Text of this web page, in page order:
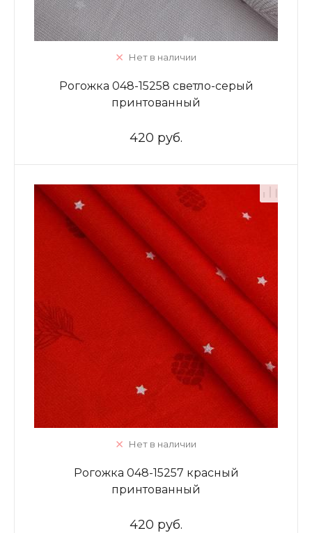
Нет в наличии
Рогожка 048-15258 светло-серый
принтованный
420 руб.
Нет в наличии
Рогожка 048-15257 красный
принтованный
420 руб.